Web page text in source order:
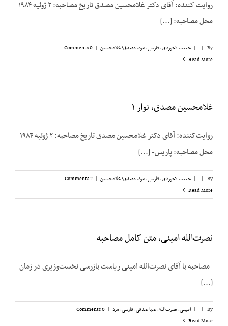
روایت کننده: آقای دکتر غلامحسین مصدق تاریخ مصاحبه: ۲ ژوئیه ۱۹۸۴
محل مصاحبه: [...]
By
|
| حبیب لاجوردی,فارسی,مرد,مصدق؛ غلامحسین |
0 Comments
Read More
غلامحسین مصدق، نوار ۱
روایت‌کننده: آقای دکتر غلامحسين مصدق تاریخ مصاحبه: ۲ ژوئیه ۱۹۸۴
محل مصاحبه: پاریس- [...]
By
|
| حبیب لاجوردی,فارسی,مرد,مصدق؛ غلامحسین |
2 Comments
Read More
نصرت‌الله امینی، متن کامل مصاحبه
مصاحبه با آقای نصرت‌الله امینی ریاست بازرسی نخست‌وزیری در زمان
[...]
By
|
| امینی، نصرت‌الله,ضیا صدقی,فارسی,مرد |
0 Comments
Read More